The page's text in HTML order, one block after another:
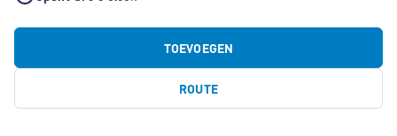
TOEVOEGEN
ROUTE